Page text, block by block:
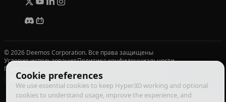
Cookie preferences
We use essential cookies to keep Hyper3D working and optional
cookies to understand usage, improve the experience, and
© 2026 Deemos Corporation. Все права защищены
Условия использованияПолитика конфиденциальности
Политика исполнения
Русский